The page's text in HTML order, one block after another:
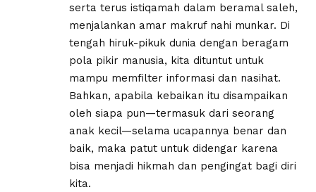
serta terus istiqamah dalam beramal saleh,
menjalankan amar makruf nahi munkar. Di
tengah hiruk-pikuk dunia dengan beragam
pola pikir manusia, kita dituntut untuk
mampu memfilter informasi dan nasihat.
Bahkan, apabila kebaikan itu disampaikan
oleh siapa pun—termasuk dari seorang
anak kecil—selama ucapannya benar dan
baik, maka patut untuk didengar karena
bisa menjadi hikmah dan pengingat bagi diri
kita.